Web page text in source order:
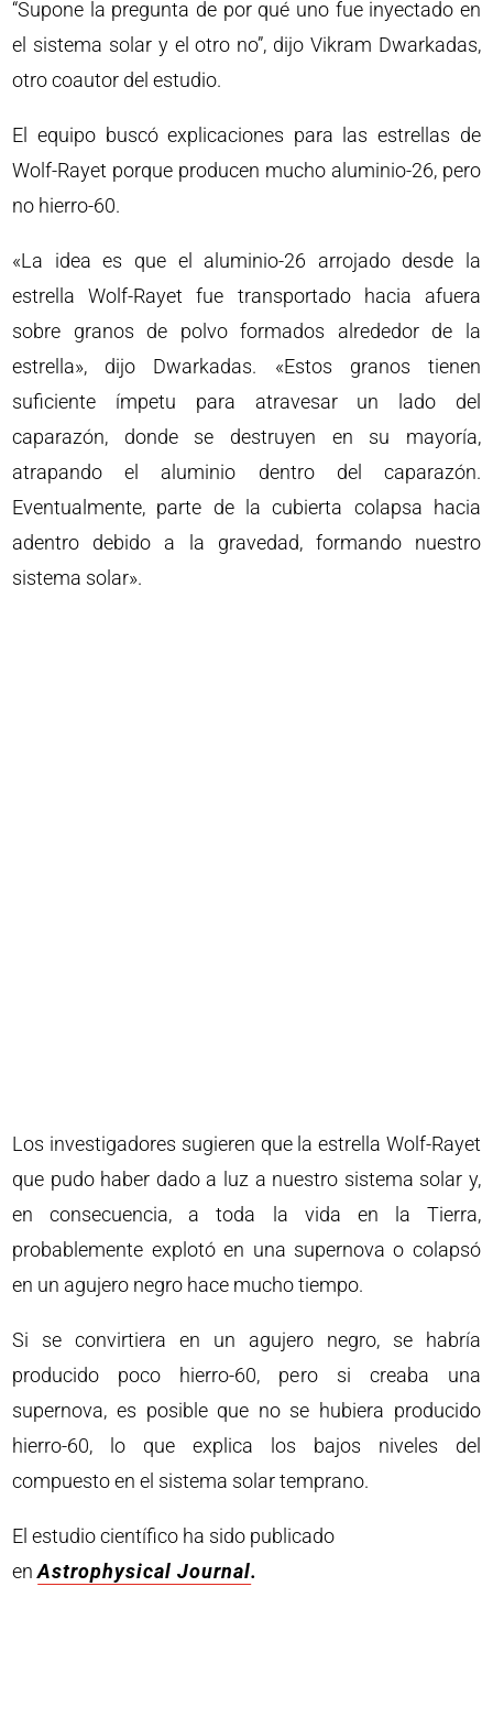
“Supone la pregunta de por qué uno fue inyectado en
el sistema solar y el otro no”, dijo Vikram Dwarkadas,
otro coautor del estudio.
El equipo buscó explicaciones para las estrellas de
Wolf-Rayet porque producen mucho aluminio-26, pero
no hierro-60.
«La idea es que el aluminio-26 arrojado desde la
estrella Wolf-Rayet fue transportado hacia afuera
sobre granos de polvo formados alrededor de la
estrella», dijo Dwarkadas. «Estos granos tienen
suficiente ímpetu para atravesar un lado del
caparazón, donde se destruyen en su mayoría,
atrapando el aluminio dentro del caparazón.
Eventualmente, parte de la cubierta colapsa hacia
adentro debido a la gravedad, formando nuestro
sistema solar».
Los investigadores sugieren que la estrella Wolf-Rayet
que pudo haber dado a luz a nuestro sistema solar y,
en consecuencia, a toda la vida en la Tierra,
probablemente explotó en una supernova o colapsó
en un agujero negro hace mucho tiempo.
Si se convirtiera en un agujero negro, se habría
producido poco hierro-60, pero si creaba una
supernova, es posible que no se hubiera producido
hierro-60, lo que explica los bajos niveles del
compuesto en el sistema solar temprano.
El estudio científico ha sido publicado
enAstrophysical Journal.